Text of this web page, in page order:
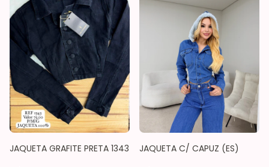
JAQUETA GRAFITE PRETA 1343 JAQUETA C/ CAPUZ (ES)